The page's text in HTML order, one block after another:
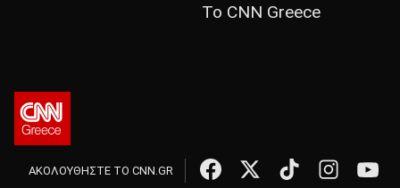
Το CNN Greece
ΑΚΟΛΟΥΘΗΣΤΕ ΤΟ CNN.GR